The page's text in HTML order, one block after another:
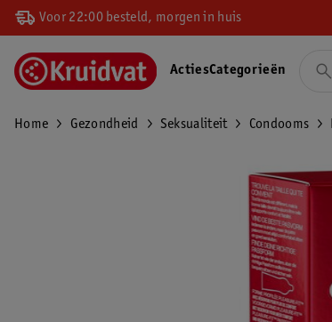
Voor 22:00 besteld, morgen in huis
ActiesCategorieën
Home Gezondheid Seksualiteit Condooms